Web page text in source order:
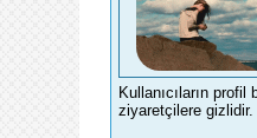
Kullanıcıların profil
ziyaretçilere gizlidir.